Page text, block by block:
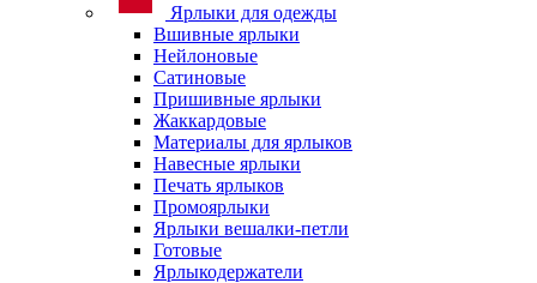
Ярлыки для одежды
Вшивные ярлыки
Нейлоновые
Сатиновые
Пришивные ярлыки
Жаккардовые
Материалы для ярлыков
Навесные ярлыки
Печать ярлыков
Промоярлыки
Ярлыки вешалки-петли
Готовые
Ярлыкодержатели